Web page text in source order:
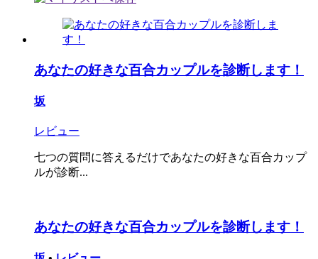
あなたの好きな百合カップルを診断します！
坂
レビュー
七つの質問に答えるだけであなたの好きな百合カップ
ルが診断...
あなたの好きな百合カップルを診断します！